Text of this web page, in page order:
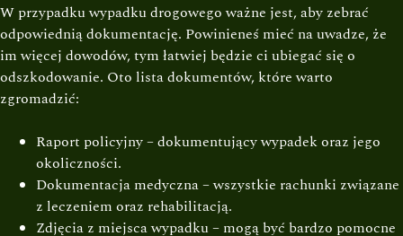
W przypadku wypadku drogowego ważne jest, aby zebrać
odpowiednią dokumentację. Powinieneś mieć na uwadze, że
im więcej dowodów, tym łatwiej będzie ci ubiegać się o
odszkodowanie. Oto lista dokumentów, które warto
zgromadzić:
Raport policyjny – dokumentujący wypadek oraz jego
okoliczności.
Dokumentacja medyczna – wszystkie rachunki związane
z leczeniem oraz rehabilitacją.
Zdjęcia z miejsca wypadku – mogą być bardzo pomocne